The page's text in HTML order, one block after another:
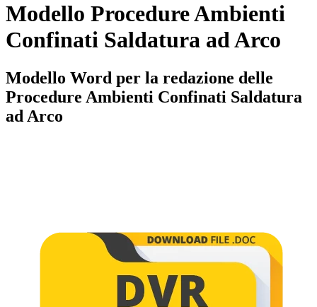
Modello Procedure Ambienti
Confinati Saldatura ad Arco
Modello Word per la redazione delle
Procedure Ambienti Confinati Saldatura
ad Arco